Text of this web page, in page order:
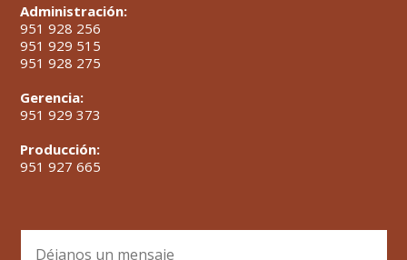
Administración:
951 928 256
951 929 515
951 928 275
Gerencia:
951 929 373
Producción:
951 927 665